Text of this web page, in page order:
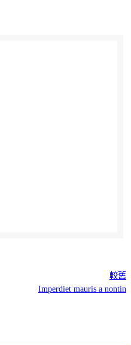
較舊
Imperdiet mauris a nontin